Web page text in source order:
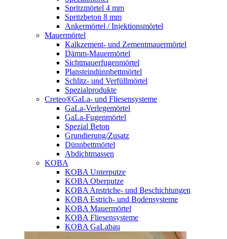
Spritzmörtel 4 mm
Spritzbeton 8 mm
Ankermörtel / Injektionsmörtel
Mauermörtel
Kalkzement- und Zementmauermörtel
Dämm-Mauermörtel
Sichtmauerfugenmörtel
Plansteindünnbettmörtel
Schlitz- und Verfüllmörtel
Spezialprodukte
Creteo®GaLa- und Fliesensysteme
GaLa-Verlegemörtel
GaLa-Fugenmörtel
Spezial Beton
Grundierung/Zusatz
Dünnbettmörtel
Abdichtmassen
KOBA
KOBA Unterputze
KOBA Oberputze
KOBA Anstriche- und Beschichtungen
KOBA Estrich- und Bodensysteme
KOBA Mauermörtel
KOBA Fliesensysteme
KOBA GaLabau